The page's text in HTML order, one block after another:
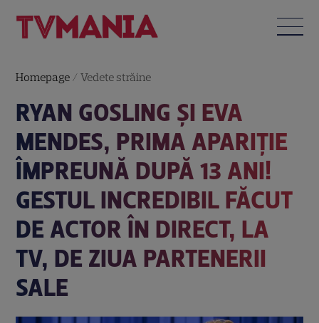
Homepage /Vedete străine
RYAN GOSLING ȘI EVA
MENDES, PRIMA APARIȚIE
ÎMPREUNĂ DUPĂ 13 ANI!
GESTUL INCREDIBIL FĂCUT
DE ACTOR ÎN DIRECT, LA
TV, DE ZIUA PARTENERII
SALE